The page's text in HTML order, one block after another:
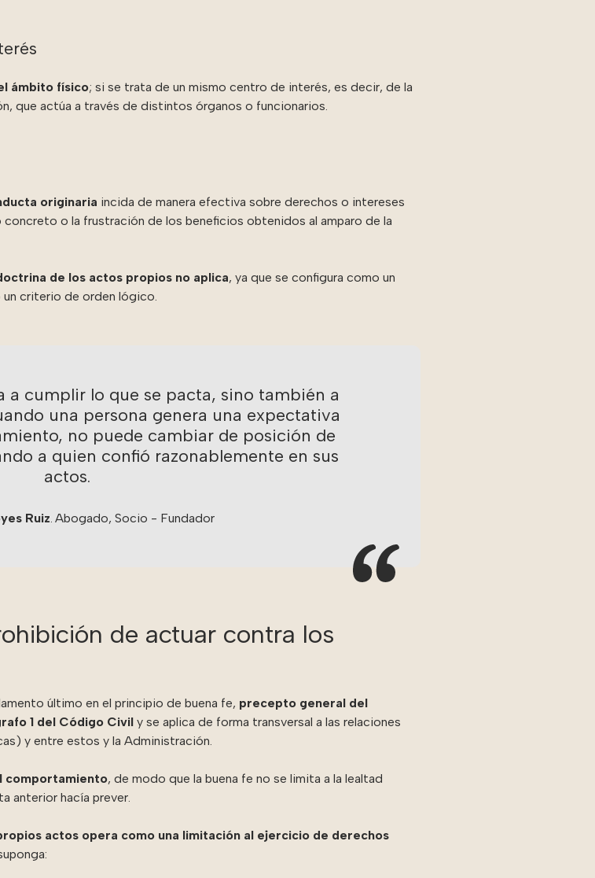
ámbito físico; si se trata de un mismo centro de interés, es decir, de la
que actúa a través de distintos órganos o funcionarios.
originaria incida de manera efectiva sobre derechos o intereses
o la frustración de los beneficios obtenidos al amparo de la
de los actos propios no aplica, ya que se configura como un
criterio de orden lógico.
a cumplir lo que se pacta, sino también a
una persona genera una expectativa
no puede cambiar de posición de
a quien confió razonablemente en sus
actos.
Ruiz Abogado, Socio - Fundador
de actuar contra los
último en el principio de buena fe, precepto general del
1 del Código Civil y se aplica de forma transversal a las relaciones
y entre estos y la Administración.
comportamiento, de modo que la buena fe no se limita a la lealtad
anterior hacía prever.
actos opera como una limitación al ejercicio de derechos